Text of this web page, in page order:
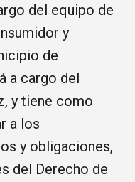
del equipo de
y
de
a cargo del
y tiene como
a los
y obligaciones,
del Derecho de